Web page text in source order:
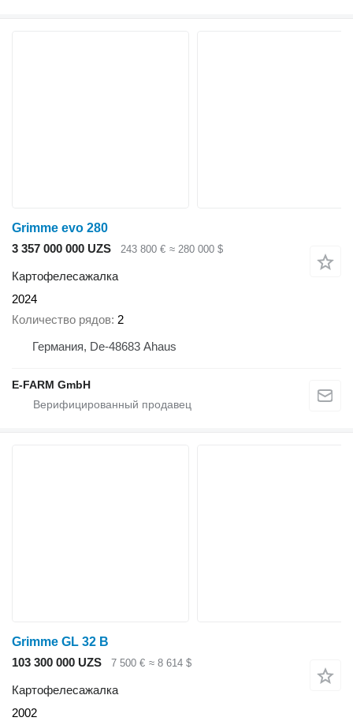
Grimme evo 280
3 357 000 000 UZS
243 800 € ≈ 280 000 $
Картофелесажалка
2024
Количество рядов 2
Германия, De-48683 Ahaus
E-FARM GmbH
Grimme GL 32 B
103 300 000 UZS
7 500 € ≈ 8 614 $
Картофелесажалка
2002